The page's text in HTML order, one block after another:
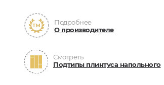
Подробнее
О производителе
Смотреть
Подтипы плинтуса напольного